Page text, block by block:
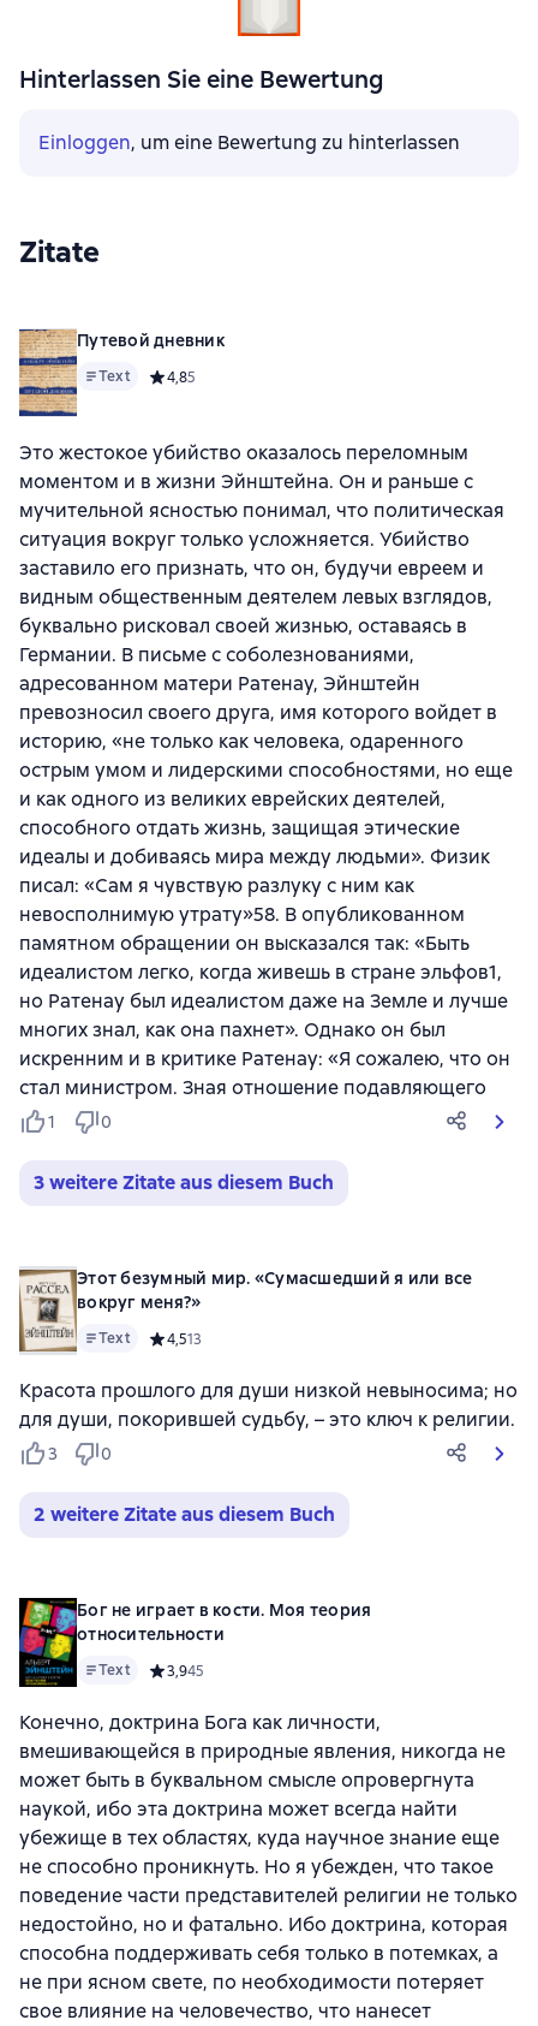
Hinterlassen Sie eine Bewertung
Einloggen, um eine Bewertung zu hinterlassen
Zitate
Путевой дневник
Text Средний рейтинг 4,8 на основе 5 оценок
4,85
Это жестокое убийство оказалось переломным
моментом и в жизни Эйнштейна. Он и раньше с
мучительной ясностью понимал, что политическая
ситуация вокруг только усложняется. Убийство
заставило его признать, что он, будучи евреем и
видным общественным деятелем левых взглядов,
буквально рисковал своей жизнью, оставаясь в
Германии. В письме с соболезнованиями,
адресованном матери Ратенау, Эйнштейн
превозносил своего друга, имя которого войдет в
историю, «не только как человека, одаренного
острым умом и лидерскими способностями, но еще
и как одного из великих еврейских деятелей,
способного отдать жизнь, защищая этические
идеалы и добиваясь мира между людьми». Физик
писал: «Сам я чувствую разлуку с ним как
невосполнимую утрату»58. В опубликованном
памятном обращении он высказался так: «Быть
идеалистом легко, когда живешь в стране эльфов1,
но Ратенау был идеалистом даже на Земле и лучше
многих знал, как она пахнет». Однако он был
искренним и в критике Ратенау: «Я сожалею, что он
стал министром. Зная отношение подавляющего
1 0
3 weitere Zitate aus diesem Buch
Этот безумный мир. «Сумасшедший я или все
вокруг меня?»
Text Средний рейтинг 4,5 на основе 13 оценок
4,513
Красота прошлого для души низкой невыносима; но
для души, покорившей судьбу, – это ключ к религии.
3 0
2 weitere Zitate aus diesem Buch
Бог не играет в кости. Моя теория
относительности
Text Средний рейтинг 3,9 на основе 45 оценок
3,945
Конечно, доктрина Бога как личности,
вмешивающейся в природные явления, никогда не
может быть в буквальном смысле опровергнута
наукой, ибо эта доктрина может всегда найти
убежище в тех областях, куда научное знание еще
не способно проникнуть. Но я убежден, что такое
поведение части представителей религии не только
недостойно, но и фатально. Ибо доктрина, которая
способна поддерживать себя только в потемках, а
не при ясном свете, по необходимости потеряет
свое влияние на человечество, что нанесет